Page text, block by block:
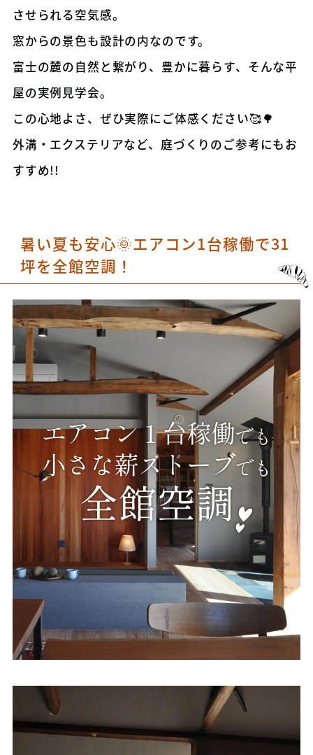
させられる空気感。
窓からの景色も設計の内なのです。
富士の麓の自然と繋がり、豊かに暮らす、そんな平
屋の実例見学会。
この心地よさ、ぜひ実際にご体感ください🥰🌳
外溝・エクステリアなど、庭づくりのご参考にもお
すすめ!!
暑い夏も安心🌞エアコン1台稼働で31
坪を全館空調！